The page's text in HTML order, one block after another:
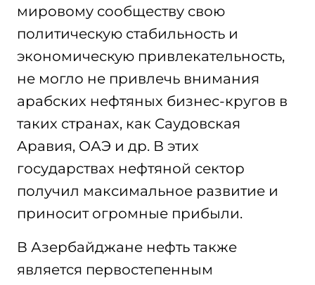
мировому сообществу свою
политическую стабильность и
экономическую привлекательность,
не могло не привлечь внимания
арабских нефтяных бизнес-кругов в
таких странах, как Саудовская
Аравия, ОАЭ и др. В этих
государствах нефтяной сектор
получил максимальное развитие и
приносит огромные прибыли.
В Азербайджане нефть также
является первостепенным